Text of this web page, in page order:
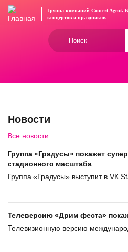
Перейти
Группа компаний Concert Agent.
концертови праздников.
Новости
Все новости
Группа «Градусы» покажет
стадионного масштаба
Группа «Градусы» выступит в VK
Телеверсию «Дрим феста»
Телевизионную версию